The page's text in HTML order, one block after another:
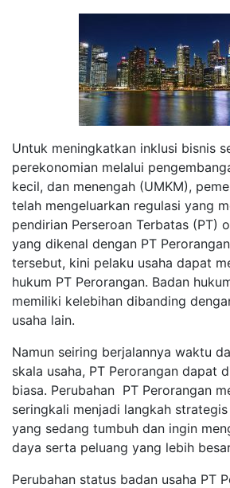
Untuk meningkatkan inklusi bisnis
perekonomian melalui
kecil, dan menengah (UMKM),
telah mengeluarkan regulasi yang
pendirian Perseroan Terbatas (PT)
yang dikenal dengan PT
tersebut, kini pelaku usaha dapat
hukum PT Perorangan. Badan
memiliki kelebihan dibanding
usaha lain.
Namun seiring berjalannya waktu
skala usaha, PT Perorangan dapat
biasa. Perubahan PT Perorangan
seringkali menjadi langkah
yang sedang tumbuh dan ingin
daya serta peluang yang lebih
Perubahan status badan usaha PT